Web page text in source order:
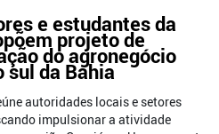
e estudantes da
projeto de
do agronegócio
sul da Bahia
autoridades locais e setores
impulsionar a atividade